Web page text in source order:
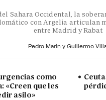
Sahara Occidental, la
con Argelia articulan
entre Madrid y Rabat
Pedro Marín y Guillermo
como
«Creen que les
asilo»